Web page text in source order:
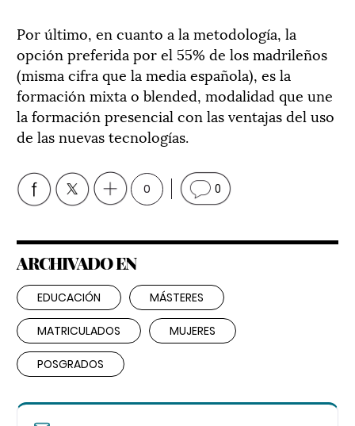
Por último, en cuanto a la metodología, la
opción preferida por el 55% de los madrileños
(misma cifra que la media española), es la
formación mixta o blended, modalidad que une
la formación presencial con las ventajas del uso
de las nuevas tecnologías.
0 0
ARCHIVADO EN
EDUCACIÓN MÁSTERES
MATRICULADOS MUJERES
POSGRADOS